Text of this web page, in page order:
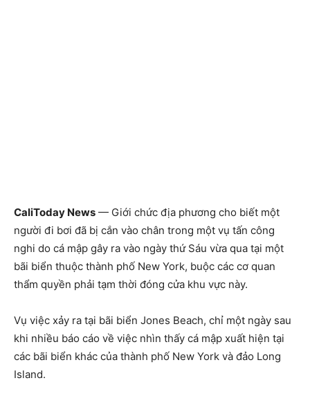
CaliToday News — Giới chức địa phương cho biết một
người đi bơi đã bị cắn vào chân trong một vụ tấn công
nghi do cá mập gây ra vào ngày thứ Sáu vừa qua tại một
bãi biển thuộc thành phố New York, buộc các cơ quan
thẩm quyền phải tạm thời đóng cửa khu vực này.
Vụ việc xảy ra tại bãi biển Jones Beach, chỉ một ngày sau
khi nhiều báo cáo về việc nhìn thấy cá mập xuất hiện tại
các bãi biển khác của thành phố New York và đảo Long
Island.